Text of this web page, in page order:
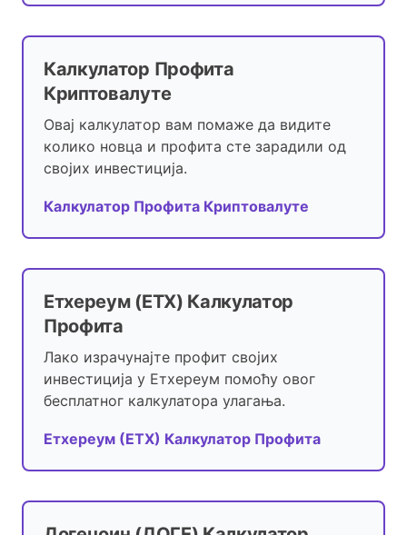
Калкулатор Профита
Криптовалуте
Овај калкулатор вам помаже да видите
колико новца и профита сте зарадили од
својих инвестиција.
Калкулатор Профита Криптовалуте
Етхереум (ЕТХ) Калкулатор
Профита
Лако израчунајте профит својих
инвестиција у Етхереум помоћу овог
бесплатног калкулатора улагања.
Етхереум (ЕТХ) Калкулатор Профита